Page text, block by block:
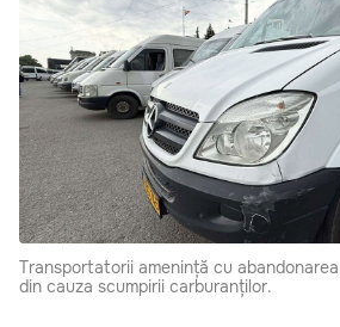
Transportatorii amenință cu
din cauza scumpirii carburanților.